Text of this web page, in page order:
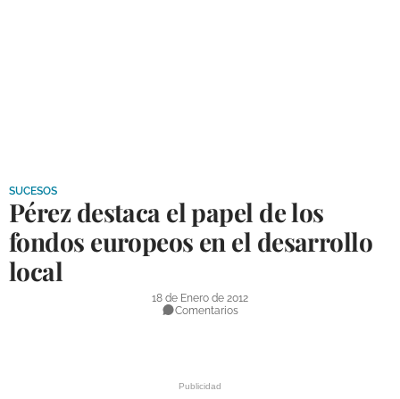
DEPORTES
COMPETICIONES
SUCESOS
Pérez destaca el papel de los
fondos europeos en el desarrollo
local
18 de Enero de 2012
Comentarios